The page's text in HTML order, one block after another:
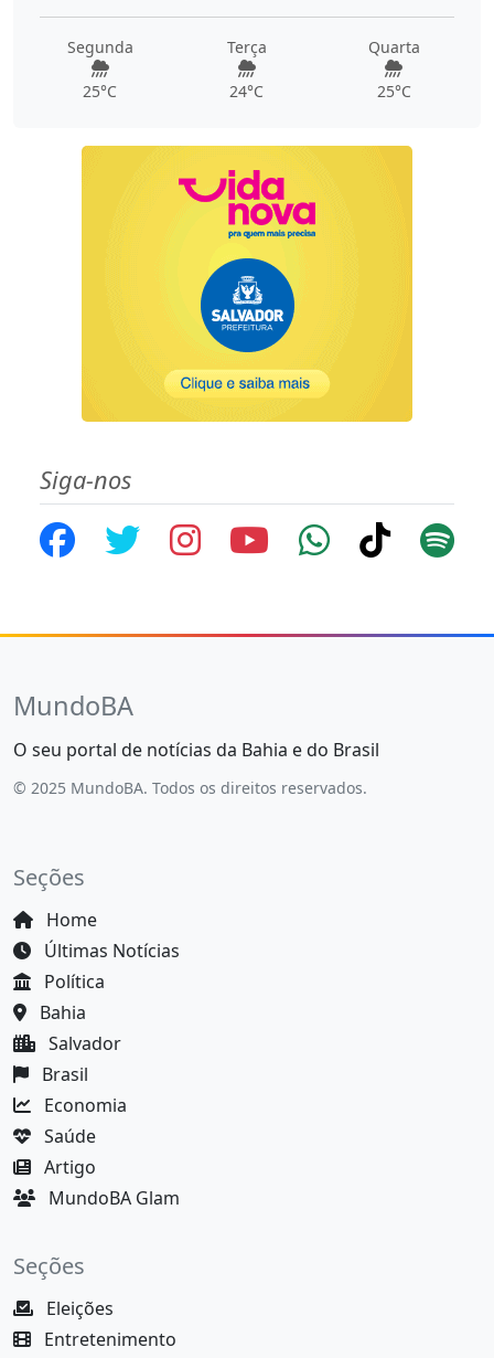
Segunda
25°C
Terça
24°C
Quarta
25°C
Siga-nos
MundoBA
O seu portal de notícias da Bahia e do Brasil
© 2025 MundoBA. Todos os direitos reservados.
Seções
Home
Últimas Notícias
Política
Bahia
Salvador
Brasil
Economia
Saúde
Artigo
MundoBA Glam
Seções
Eleições
Entretenimento